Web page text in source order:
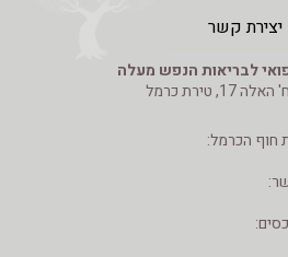
יצירת קשר
לבריאות הנפש מעלה
17, טירת כרמל
חוף הכרמל: